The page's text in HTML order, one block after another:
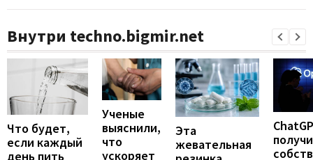
Внутри techno.bigmir.net
Что будет,
если каждый
день пить
Ученые
выяснили,
что
ускоряет
Эта
жевательная